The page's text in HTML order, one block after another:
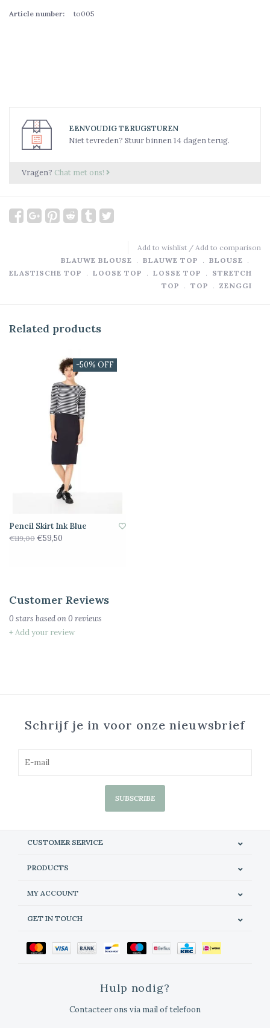
Article number: to005
EENVOUDIG TERUGSTUREN
Niet tevreden? Stuur binnen 14 dagen terug.
Vragen? Chat met ons!
Add to wishlist / Add to comparison
BLAUWE BLOUSE ﹒ BLAUWE TOP ﹒ BLOUSE ﹒
ELASTISCHE TOP
﹒ LOOSE TOP ﹒ LOSSE TOP ﹒ STRETCH
TOP
﹒ TOP ﹒ ZENGGI
Related products
-50% OFF
Pencil Skirt Ink Blue
€119,00 €59,50
Customer Reviews
0 stars based on0 reviews
+ Add your review
Schrijf je in voor onze nieuwsbrief
SUBSCRIBE
CUSTOMER SERVICE
PRODUCTS
MY ACCOUNT
GET IN TOUCH
Hulp nodig?
Contacteer ons via mail of telefoon